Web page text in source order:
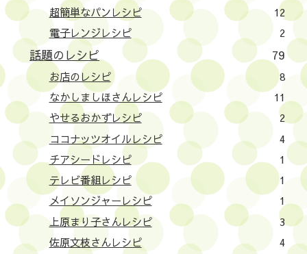
超簡単なパンレシピ
12
電子レンジレシピ
2
話題のレシピ 79
お店のレシピ
8
なかしましほさんレシピ
11
やせるおかずレシピ
2
ココナッツオイルレシピ
4
チアシードレシピ
1
テレビ番組レシピ
1
メイソンジャーレシピ
1
上原まり子さんレシピ
3
佐原文枝さんレシピ
4